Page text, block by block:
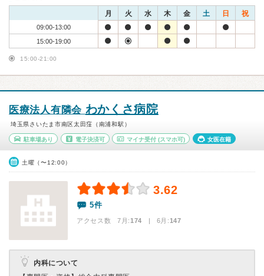
月 火 水 木 金 土 日 祝
09:00-13:00
15:00-19:00
15:00-21:00
医療法人有隣会 わかくさ病院
埼玉県さいたま市南区太田窪（南浦和駅）
駐車場あり 電子決済可 マイナ受付 (スマホ可) 女医在籍
土曜（〜12:00）
3.62
5件
アクセス数 7月:174 | 6月:147
内科について